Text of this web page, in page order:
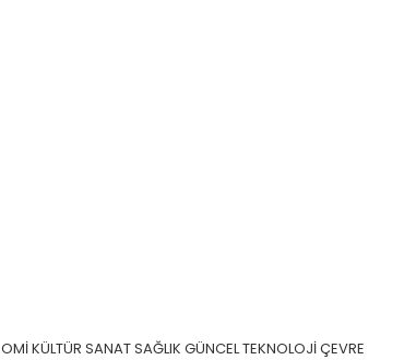
KÜLTÜR SANATSAĞLIK GÜNCELTEKNOLOJİÇEVRE